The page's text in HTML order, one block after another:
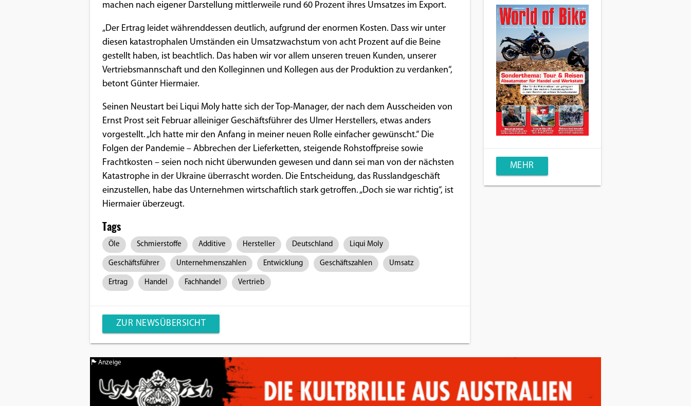
machen nach eigener Darstellung mittlerweile rund 60 Prozent ihres Umsatzes im Export.
„Der Ertrag leidet währenddessen deutlich, aufgrund der enormen Kosten. Dass wir unter
diesen katastrophalen Umständen ein Umsatzwachstum von acht Prozent auf die Beine
gestellt haben, ist beachtlich. Das haben wir vor allem unseren treuen Kunden, unserer
Vertriebsmannschaft und den Kolleginnen und Kollegen aus der Produktion zu verdanken“,
betont Günter Hiermaier.
Seinen Neustart bei Liqui Moly hatte sich der Top-Manager, der nach dem Ausscheiden von
Ernst Prost seit Februar alleiniger Geschäftsführer des Ulmer Herstellers, etwas anders
vorgestellt. „Ich hatte mir den Anfang in meiner neuen Rolle einfacher gewünscht.“ Die
Folgen der Pandemie – Abbrechen der Lieferketten, steigende Rohstoffpreise sowie
Frachtkosten – seien noch nicht überwunden gewesen und dann sei man von der nächsten
Katastrophe in der Ukraine überrascht worden. Die Entscheidung, das Russlandgeschäft
einzustellen, habe das Unternehmen wirtschaftlich stark getroffen. „Doch sie war richtig“, ist
Hiermaier überzeugt.
Tags
Öle Schmierstoffe Additive Hersteller Deutschland Liqui Moly
Geschäftsführer Unternehmenszahlen Entwicklung Geschäftszahlen Umsatz
Ertrag Handel Fachhandel Vertrieb
ZUR NEWSÜBERSICHT
MEHR
Anzeige